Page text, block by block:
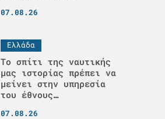
07.08.26
Ελλάδα
Το σπίτι της ναυτικής
μας ιστορίας πρέπει να
μείνει στην υπηρεσία
του έθνους…
07.08.26